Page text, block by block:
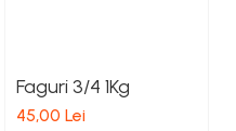
Faguri 3/4 1Kg
45,00 Lei